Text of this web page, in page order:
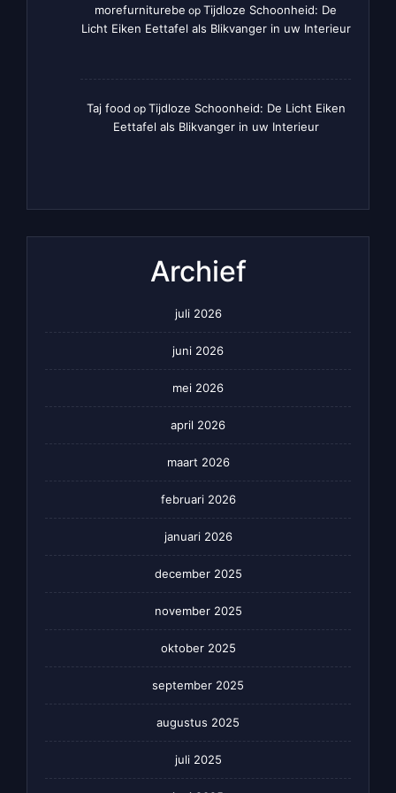
morefurniturebe op Tijdloze Schoonheid: De
Licht Eiken Eettafel als Blikvanger in uw Interieur
Taj food op Tijdloze Schoonheid: De Licht Eiken
Eettafel als Blikvanger in uw Interieur
Archief
juli 2026
juni 2026
mei 2026
april 2026
maart 2026
februari 2026
januari 2026
december 2025
november 2025
oktober 2025
september 2025
augustus 2025
juli 2025